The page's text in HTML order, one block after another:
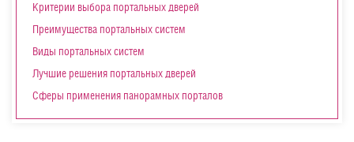
Критерии выбора портальных дверей
Преимущества портальных систем
Виды портальных систем
Лучшие решения портальных дверей
Сферы применения панорамных порталов